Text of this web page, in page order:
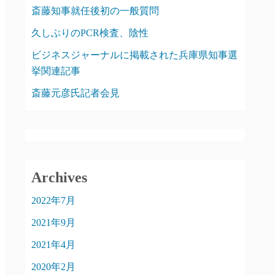
斎藤知事就任後初の一般質問
久しぶりのPCR検査、陰性
ビジネスジャーナルに掲載された兵庫県知事選
挙関連記事
斎藤元彦氏記者会見
Archives
2022年7月
2021年9月
2021年4月
2020年2月